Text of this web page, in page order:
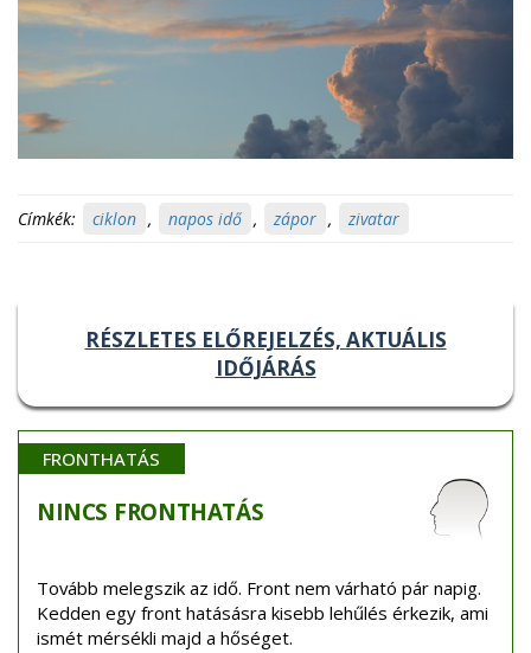
Címkék: ciklon , napos idő , zápor , zivatar
RÉSZLETES ELŐREJELZÉS, AKTUÁLIS
IDŐJÁRÁS
FRONTHATÁS
NINCS FRONTHATÁS
Tovább melegszik az idő. Front nem várható pár napig.
Kedden egy front hatásásra kisebb lehűlés érkezik, ami
ismét mérsékli majd a hőséget.